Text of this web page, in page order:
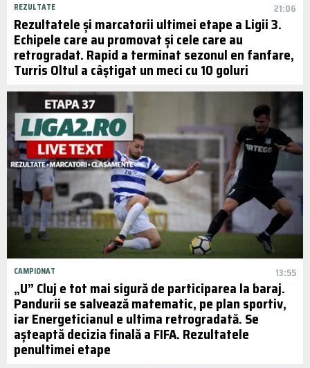
REZULTATE 21:06
Rezultatele și marcatorii ultimei etape a Ligii 3.
Echipele care au promovat și cele care au
retrogradat. Rapid a terminat sezonul en fanfare,
Turris Oltul a câștigat un meci cu 10 goluri
CAMPIONAT 13:55
„U” Cluj e tot mai sigură de participarea la baraj.
Pandurii se salvează matematic, pe plan sportiv,
iar Energeticianul e ultima retrogradată. Se
așteaptă decizia finală a FIFA. Rezultatele
penultimei etape